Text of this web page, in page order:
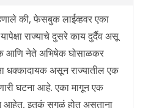
की, फेसबुक लाईव्हवर एका
राज्याचे दुसरे काय दुर्दैव असू
आणि नेते अभिषेक घोसाळकर
धक्कादायक असून राज्यातील एक
घटना आहे. एका मागून एक
आहेत, इतकं सगळं होत असताना